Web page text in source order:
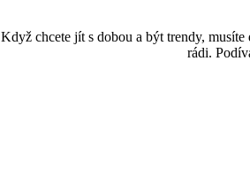
Když chcete jít s dobou a být trendy,
rádi.